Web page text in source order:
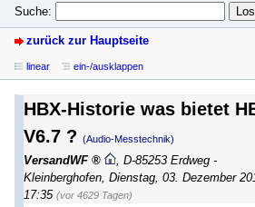
Suche:
zurück zur Hauptseite
linear ein-/ausklappen
HBX-Historie was bietet
V6.7 ? (Audio-Messtechnik)
VersandWF
D-85253 Erdweg -
Kleinberghofen Dienstag, 03. Dezember
17:35 (vor 4629 Tagen)